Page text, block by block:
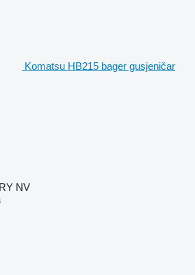
Komatsu HB215 bager gusjeničar
NV